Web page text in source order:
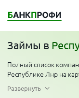
Займы в
Полный список
Республике Лнр на
первый займ без
Развернуть